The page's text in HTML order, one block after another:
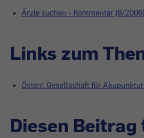
Ärzte suchen - Kommentar (8/2006)
Links zum
Österr. Gesellschaft für Akupunktur
Diesen Beitrag